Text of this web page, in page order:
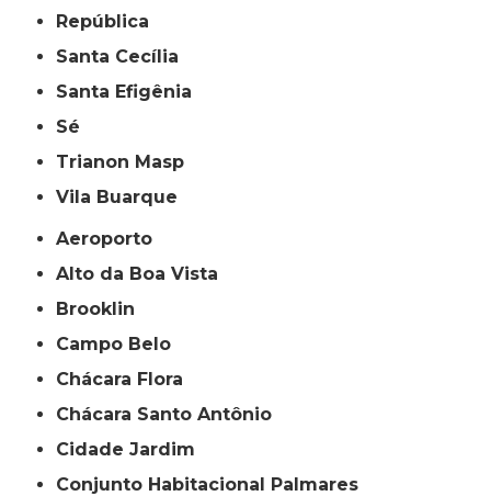
República
Santa Cecília
Santa Efigênia
Sé
Trianon Masp
Vila Buarque
Aeroporto
Alto da Boa Vista
Brooklin
Campo Belo
Chácara Flora
Chácara Santo Antônio
Cidade Jardim
Conjunto Habitacional Palmares